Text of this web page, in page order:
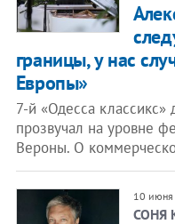
границы, у нас
Европы»
7-й «Одесса
прозвучал на уровне
Вероны. О
10
СОНЯ